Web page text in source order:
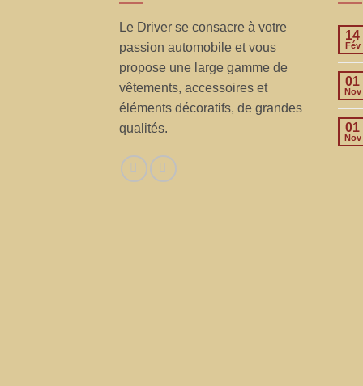
Le Driver se consacre à votre
passion automobile et vous
propose une large gamme de
vêtements, accessoires et
éléments décoratifs, de grandes
qualités.
14
Fév
01
Nov
01
Nov